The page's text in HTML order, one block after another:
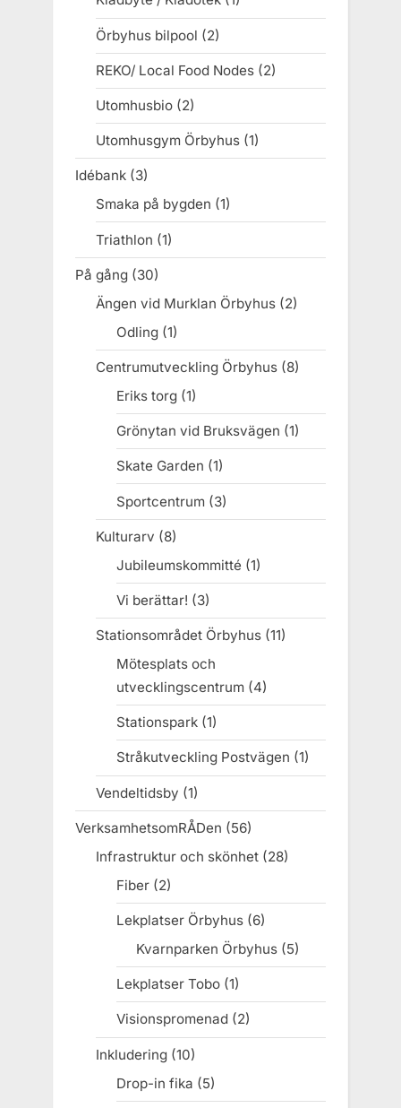
Örbyhus bilpool (2)
REKO/ Local Food Nodes(2)
Utomhusbio(2)
Utomhusgym Örbyhus(1)
Idébank (3)
Smaka på bygden (1)
Triathlon (1)
På gång (30)
Ängen vid Murklan Örbyhus(2)
Odling(1)
Centrumutveckling Örbyhus(8)
Eriks torg(1)
Grönytan vid Bruksvägen (1)
Skate Garden (1)
Sportcentrum(3)
Kulturarv (8)
Jubileumskommitté (1)
Vi berättar! (3)
Stationsområdet Örbyhus(11)
Mötesplats och
utvecklingscentrum(4)
Stationspark(1)
Stråkutveckling Postvägen (1)
Vendeltidsby (1)
VerksamhetsomRÅDen (56)
Infrastruktur och skönhet(28)
Fiber(2)
Lekplatser Örbyhus(6)
Kvarnparken Örbyhus (5)
Lekplatser Tobo(1)
Visionspromenad (2)
Inkludering(10)
Drop-in fika (5)